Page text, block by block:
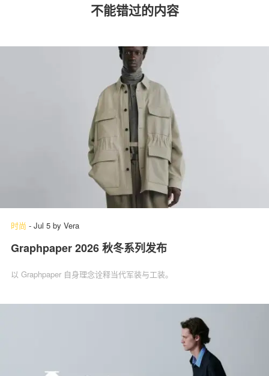
不能错过的内容
时尚 - Jul 5 by Vera
Graphpaper 2026 秋冬系列发布
以 Graphpaper 自身理念诠释当代军装与工装。